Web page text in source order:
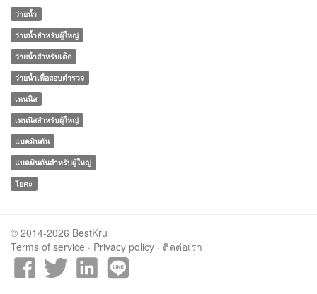
ว่ายน้ำ
ว่ายน้ำสำหรับผู้ใหญ่
ว่ายน้ำสำหรับเด็ก
ว่ายน้ำเพื่อสอบตำรวจ
เทนนิส
เทนนิสสำหรับผู้ใหญ่
แบดมินตัน
แบดมินตันสำหรับผู้ใหญ่
โยคะ
© 2014-2026 BestKru
Terms of service · Privacy policy · ติดต่อเรา